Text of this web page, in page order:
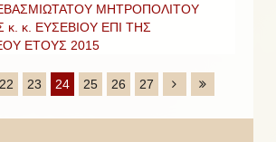
ΜΗΤΡΟΠΟΛΙΤΟΥ
κ. κ. ΕΥΣΕΒΙΟΥ ΕΠΙ ΤΗΣ
ΕΤΟΥΣ 2015
22 23 24 25 26 27